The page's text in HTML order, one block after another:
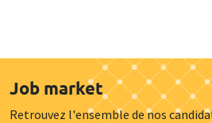
Job market
Retrouvez l'ensemble de nos